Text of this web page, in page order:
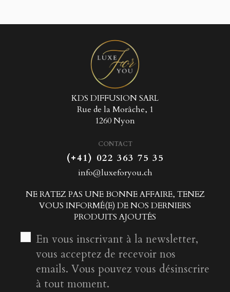
KDS DIFFUSION SARL
Rue de la Morâche, 1
1260 Nyon
CONTACT
(+41) 022 363 75 35
info@luxeforyou.ch
NE RATEZ PAS UNE BONNE AFFAIRE, TENEZ
VOUS INFORMÉ(E) DE NOS DERNIERS
PRODUITS AJOUTÉS
En vous inscrivant à la newsletter,
vous acceptez de recevoir nos
emails. Vous pouvez vous désinscrire
à tout moment.